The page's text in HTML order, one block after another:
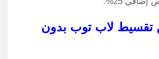
تقسيط لاب توب بدون